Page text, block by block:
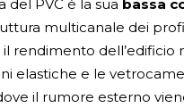
del PVC è la sua bassa
multicanale dei
rendimento
elastiche e le
il rumore esterno